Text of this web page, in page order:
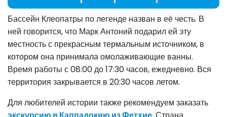
Бассейн Клеопатры по легенде назван в её честь. В
ней говорится, что Марк Антоний подарил ей эту
местность с прекрасным термальным источником, в
котором она принимала омолаживающие ванны.
Время работы с 08:00 до 17:30 часов, ежедневно. Вся
территория закрывается в 20:30 часов летом.
Для любителей истории также рекомендуем заказать